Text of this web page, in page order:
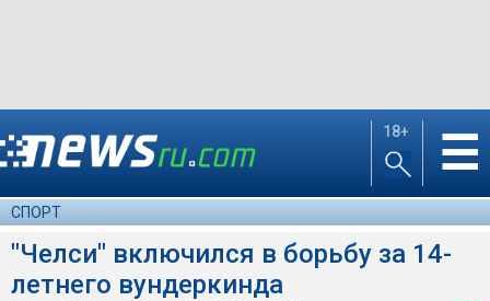
18+ ☰
СПОРТ
"Челси" включился в борьбу за 14-
летнего вундеркинда